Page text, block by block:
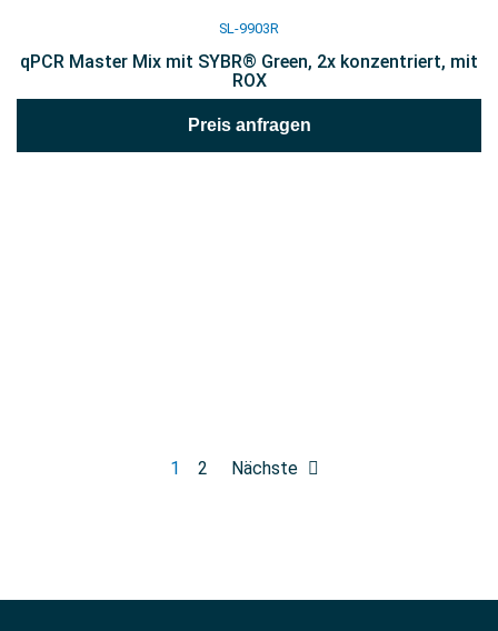
SL-9903R
qPCR Master Mix mit SYBR® Green, 2x konzentriert, mit
ROX
Preis anfragen
1 2 Nächste